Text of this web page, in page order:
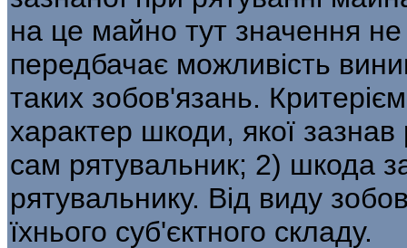
на це майно тут значення
передбачає можливість
таких зобов'язань.
характер шкоди, якої
сам рятувальник; 2) шкода
рятувальнику. Від виду
їхнього суб'єктного складу.